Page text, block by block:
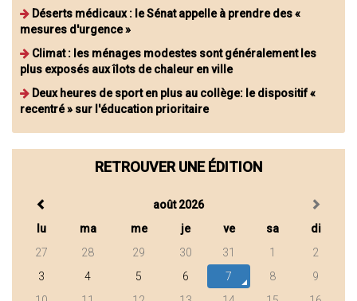
Déserts médicaux : le Sénat appelle à prendre des «
mesures d'urgence »
Climat : les ménages modestes sont généralement les
plus exposés aux îlots de chaleur en ville
Deux heures de sport en plus au collège: le dispositif «
recentré » sur l'éducation prioritaire
RETROUVER UNE ÉDITION
août 2026
lu
ma me je ve sa
di
27
28 29 30 31 1
2
3
4 5 6 7 8
9